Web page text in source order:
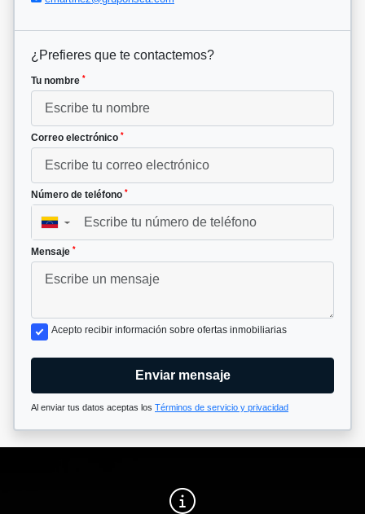
¿Prefieres que te contactemos?
Tu nombre *
Correo electrónico *
Número de teléfono *
▼
Mensaje *
Acepto recibir información sobre ofertas inmobiliarias
Enviar mensaje
Al enviar tus datos aceptas los Términos de servicio y privacidad